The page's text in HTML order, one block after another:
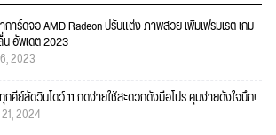
าร์ดจอ AMD Radeon ปรับแต่ง ภาพสวย เพิ่มเฟรมเรต เกม
น อัพเดต 2023
2023
คีย์ลัดวินโดว์ 11 กดง่ายใช้สะดวกดั่งมือโปร คุมง่ายดั่งใจนึก!
2024